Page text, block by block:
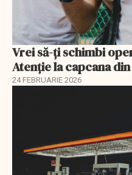
Vrei să-ți schimbi
Atenție la capcana
24 FEBRUARIE 2026